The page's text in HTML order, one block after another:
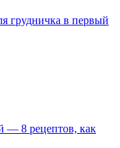
грудничка в первый
— 8 рецептов, как